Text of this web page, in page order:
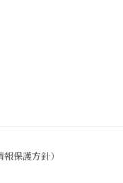
保護方針）